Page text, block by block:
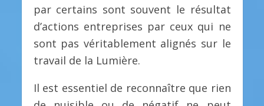
par certains sont souvent le résultat
d’actions entreprises par ceux qui ne
sont pas véritablement alignés sur le
travail de la Lumière.
Il est essentiel de reconnaître que rien